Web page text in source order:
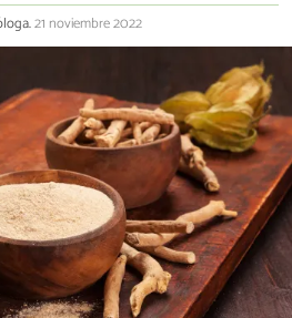
21 noviembre 2022